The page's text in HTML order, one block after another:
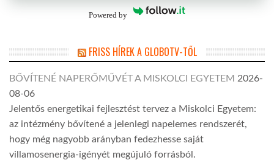
Powered by
FRISS HÍREK A GLOBOTV-TŐL
BŐVÍTENÉ NAPERŐMŰVÉT A MISKOLCI EGYETEM 2026-
08-06
Jelentős energetikai fejlesztést tervez a Miskolci Egyetem:
az intézmény bővítené a jelenlegi napelemes rendszerét,
hogy még nagyobb arányban fedezhesse saját
villamosenergia-igényét megújuló forrásból.